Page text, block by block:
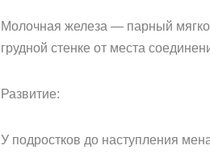
Молочная железа — парный
грудной стенке от места
Развитие:
У подростков до наступления